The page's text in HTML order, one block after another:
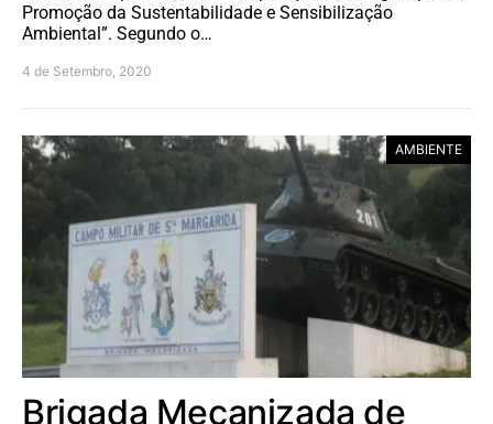
Promoção da Sustentabilidade e Sensibilização
Ambiental”. Segundo o…
4 de Setembro, 2020
AMBIENTE
Brigada Mecanizada de